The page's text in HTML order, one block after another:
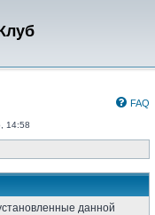
FAQ
14:58
данной